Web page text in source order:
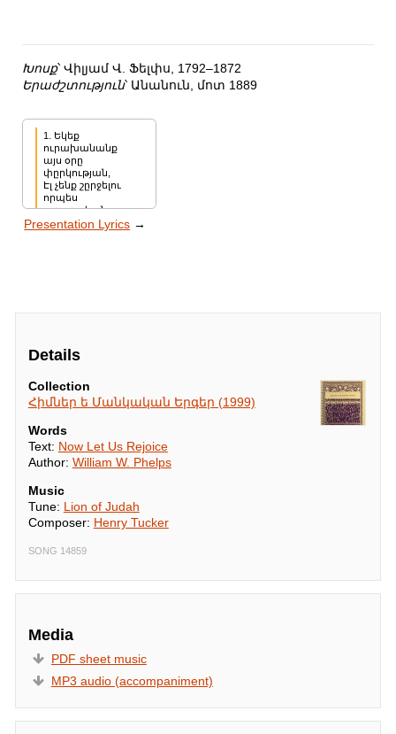
Խոսք՝ Վիլյամ Վ. Ֆելփս, 1792–1872
Երաժշտություն՝ Անանուն, մոտ 1889
1. Եկեք
ուրախանանք
այս օրը
փըրկության,
Էլ չենք շըրջելու
որպես
օտարական,
Բարի լուր է հասել
չըձանձրանան,
պարտեզ
եդեմական,
և բոլոր
կդառնան։
Presentation Lyrics →
Details
Collection
Հիմներ ե Մանկական Երգեր (1999)
Words
Text: Now Let Us Rejoice
Author: William W. Phelps
Music
Tune: Lion of Judah
Composer: Henry Tucker
SONG 14859
Media
PDF sheet music
MP3 audio (accompaniment)